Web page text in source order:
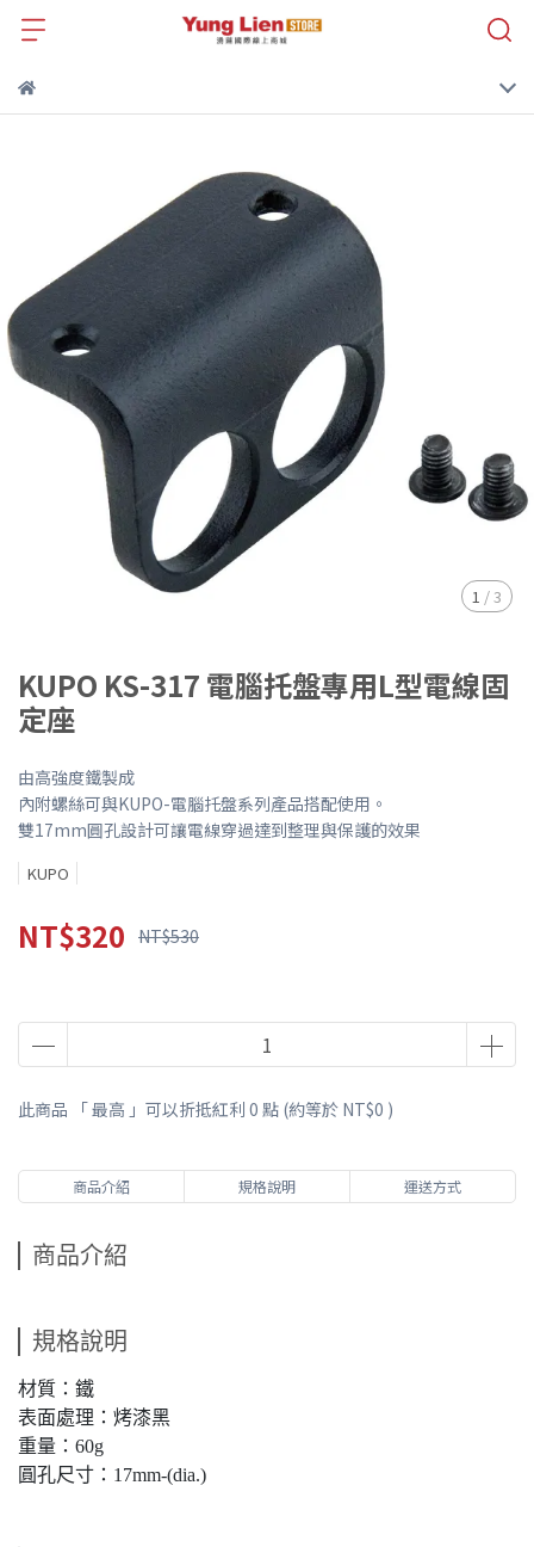
1 /3
KUPO KS-317 電腦托盤專用L型電線固
定座
由高強度鐵製成
內附螺絲可與KUPO-電腦托盤系列產品搭配使用。
雙17mm圓孔設計可讓電線穿過達到整理與保護的效果
KUPO
NT$320 NT$530
此商品 「 最高 」可以折抵紅利 0 點 (約等於 NT$0 )
商品介紹 規格說明 運送方式
商品介紹
規格說明
材質：鐵
表面處理：烤漆黑
重量：60g
圓孔尺寸：17mm-(dia.)